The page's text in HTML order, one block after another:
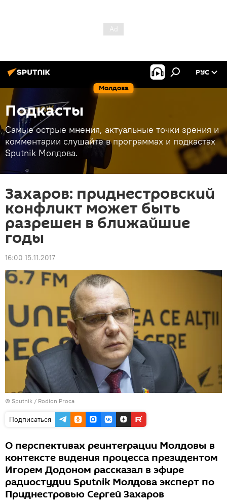
Молдова
РУС
Подкасты
Самые острые мнения, актуальные точки зрения и
комментарии слушайте в программах и подкастах
Sputnik Молдова.
Захаров: приднестровский
конфликт может быть
разрешен в ближайшие
годы
16:00 15.11.2017
© Sputnik / Rodion Proca
Подписаться
О перспективах реинтеграции Молдовы в
контексте видения процесса президентом
Игорем Додоном рассказал в эфире
радиостудии Sputnik Молдова эксперт по
Приднестровью Сергей Захаров